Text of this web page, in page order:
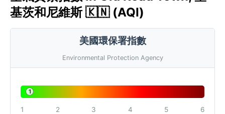
基茨和尼維斯 🇰🇳 (AQI)
美國環保署指數
Environmental Protection Agency
1
1 2 3 4 5 6